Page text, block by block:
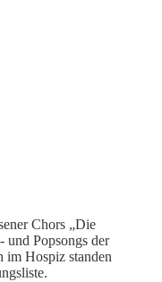
Chors „Die
und Popsongs der
im Hospiz standen